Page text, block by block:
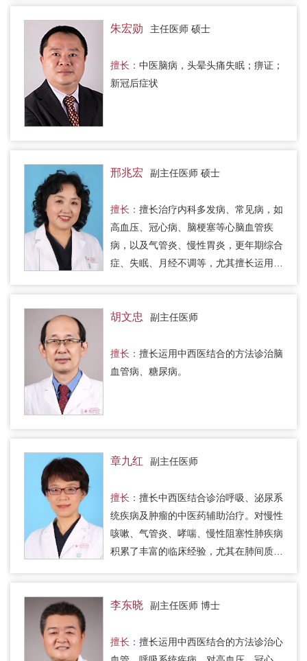
朱宏勋 主任医师 硕士
擅长： 中医脑病，头晕头痛失眠；痹证；
新冠后症状
邢兆宏 副主任医师 硕士
擅长： 擅长治疗内科多发病、常见病，如
高血压、冠心病、脑梗塞等心脑血管疾
病，以及气管炎、慢性胃炎，更年期综合
症、失眠、月经不调等，尤其擅长运用益
胡文忠 副主任医师
擅长： 擅长运用中西医结合的方法诊治脑
血管病、糖尿病。
章九红 副主任医师
擅长： 擅长中西医结合诊治呼吸、泌尿系
统疾病及肿瘤的中医药辅助治疗。对慢性
咳嗽、气管炎、哮喘、慢性阻塞性肺疾病
积累了丰富的临床经验，尤其在肺间质纤
李东晓 副主任医师 博士
擅长： 擅长运用中西医结合的方法诊治心